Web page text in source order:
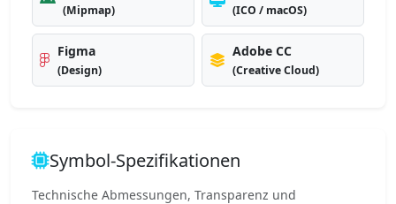
(Mipmap) (ICO / macOS)
Figma
(Design)
Adobe CC
(Creative Cloud)
Symbol-Spezifikationen
Technische Abmessungen, Transparenz und